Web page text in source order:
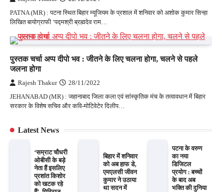
PATNA (MR) : पटना स्थित बिहार म्यूजियम के प्रशाल में शनिवार को अशोक कुमार सिन्हा
लिखित बायोग्राफी ‘पद्मश्री ब्रह्मदेव राम…
पुस्तक चर्चा अप्प दीपो भव : जीतने के लिए चलना होगा, चलने से पहले
जलना होगा
Rajesh Thakur 28/11/2022
JEHANABAD (MR) : जहानाबाद जिला कला एवं सांस्कृतिक मंच के तत्वावधान में बिहार
सरकार के विशेष सचिव और कवि-मोटिवेटेर दिलीप…
Latest News
‘सम्राट चौधरी
ओबीसी के बड़े
नेता हैं इसलिए
प्रशांत किशोर
को खटक रहे
बिहार में शनिवार
को अब हाफ डे,
एमएलसी जीवन
कुमार ने उठाया
था सदन में
पटना के वरुण
का नया
डिजिटल
प्रयोग : बच्चों
के बाद अब
भक्ति की दुनिया